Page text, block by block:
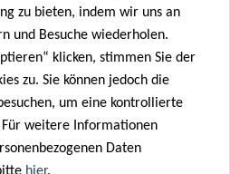
– Rapport annuel
– 01/01/2017
zu bieten, indem wir uns an
und Besuche wiederholen.
klicken, stimmen Sie der
zu. Sie können jedoch die
um eine kontrollierte
weitere Informationen
Daten